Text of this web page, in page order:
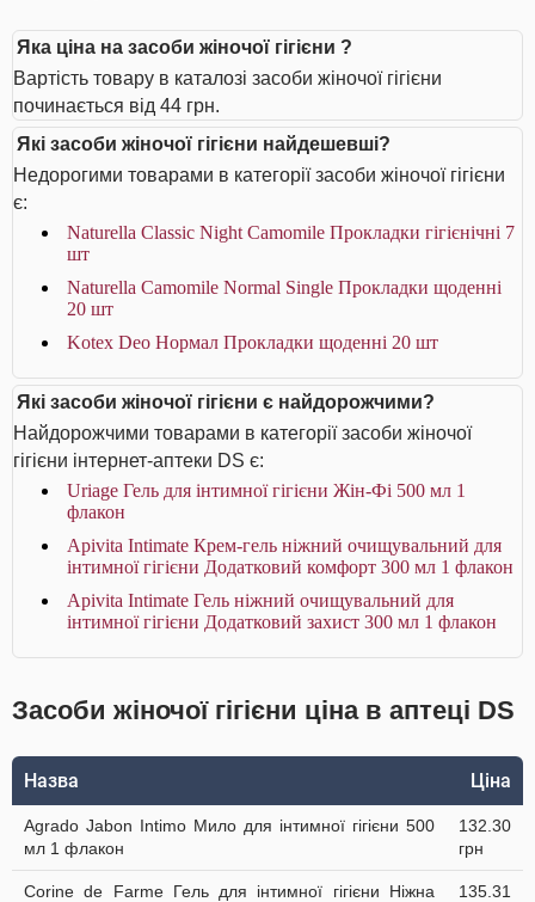
Яка ціна на засоби жіночої гігієни ?
Вартість товару в каталозі засоби жіночої гігієни
починається від 44 грн.
Які засоби жіночої гігієни найдешевші?
Недорогими товарами в категорії засоби жіночої гігієни
є:
Naturella Classic Night Camomile Прокладки гігієнічні 7
шт
Naturella Camomile Normal Single Прокладки щоденнi
20 шт
Kotex Deo Нормал Прокладки щоденні 20 шт
Які засоби жіночої гігієни є найдорожчими?
Найдорожчими товарами в категорії засоби жіночої
гігієни інтернет-аптеки DS є:
Uriage Гель для інтимної гігієни Жін-Фі 500 мл 1
флакон
Apivita Intimate Крем-гель ніжний очищувальний для
інтимної гігієни Додатковий комфорт 300 мл 1 флакон
Apivita Intimate Гель ніжний очищувальний для
інтимної гігієни Додатковий захист 300 мл 1 флакон
Засоби жіночої гігієни ціна в аптеці DS
Назва Ціна
Agrado Jabon Intimo Мило для інтимної гігієни 500
мл 1 флакон
132.30
грн
Corine de Farme Гель для інтимної гігієни Ніжна
135.31